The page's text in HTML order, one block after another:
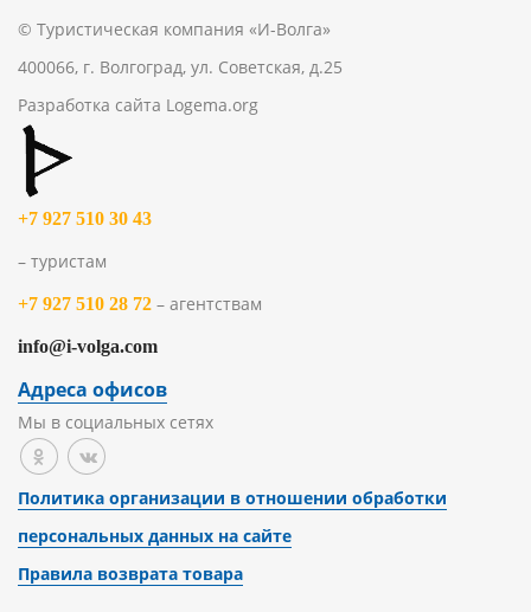
© Туристическая компания «И-Волга»
400066, г. Волгоград, ул. Советская, д.25
Разработка сайта Logema.org
+7 927 510 30 43
– туристам
+7 927 510 28 72 – агентствам
info@i-volga.com
Адреса офисов
Мы в социальных сетях
Политика организации в отношении обработки
персональных данных на сайте
Правила возврата товара